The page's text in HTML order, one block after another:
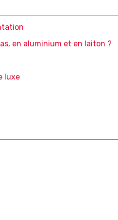
en aluminium et en laiton ?
luxe